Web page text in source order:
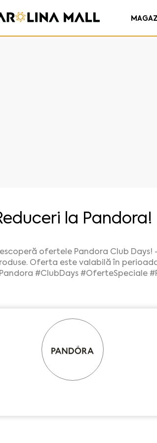
la Pandora!
ofertele Pandora Club
Oferta este valabilă în
#ClubDays#OferteSpeciale